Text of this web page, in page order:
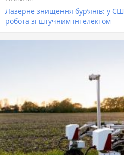
Лазерне знищення бур’янів: у
робота зі штучним інтелектом